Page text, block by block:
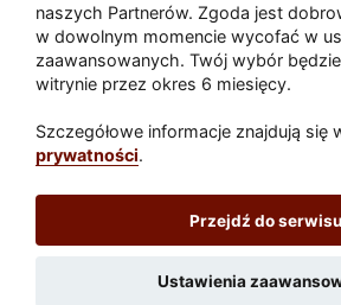
Paliwa
Raport Dodaj raport
Sport
Lubuskie24.pl
Redakcja|Wynajem aut Teneryfa –
naszych Partnerów. Zgoda jest
w dowolnym momencie wycofać w
zaawansowanych. Twój wybór
witrynie przez okres 6 miesięcy.
Szczegółowe informacje znajdują się
prywatności.
Przejdź do serwisu
Ustawienia